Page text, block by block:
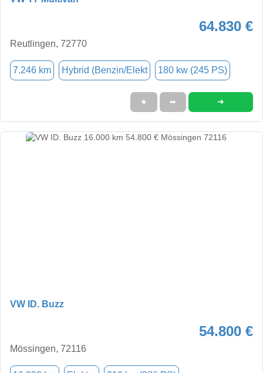
64.830 €
Reutlingen, 72770
7.246 km Hybrid (Benzin/Elekt 180 kw (245 PS)
★ ➦ ➜
VW ID. Buzz
54.800 €
Mössingen, 72116